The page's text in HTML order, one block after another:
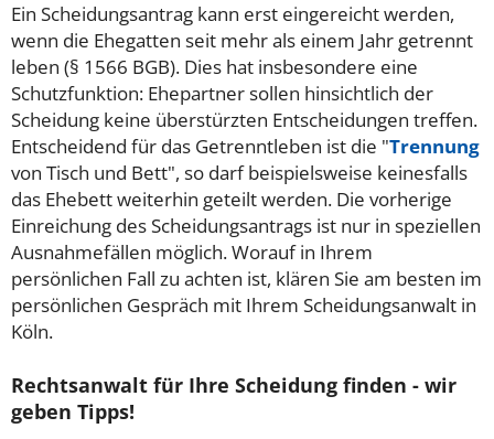
Ein Scheidungsantrag kann erst eingereicht werden,
wenn die Ehegatten seit mehr als einem Jahr getrennt
leben (§ 1566 BGB). Dies hat insbesondere eine
Schutzfunktion: Ehepartner sollen hinsichtlich der
Scheidung keine überstürzten Entscheidungen treffen.
Entscheidend für das Getrenntleben ist die "Trennung
von Tisch und Bett", so darf beispielsweise keinesfalls
das Ehebett weiterhin geteilt werden. Die vorherige
Einreichung des Scheidungsantrags ist nur in speziellen
Ausnahmefällen möglich. Worauf in Ihrem
persönlichen Fall zu achten ist, klären Sie am besten im
persönlichen Gespräch mit Ihrem Scheidungsanwalt in
Köln.
Rechtsanwalt für Ihre Scheidung finden - wir
geben Tipps!